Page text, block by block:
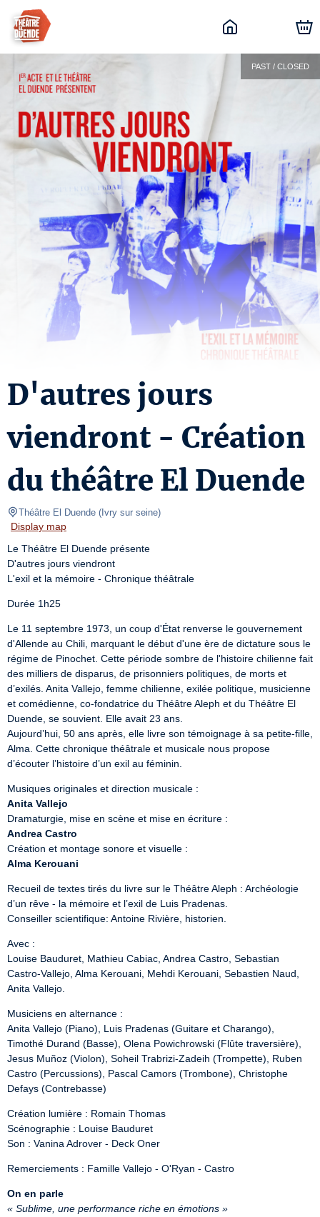
PAST / CLOSED
D'autres jours
viendront - Création
du théâtre El Duende
Théâtre El Duende ( Ivry sur seine)
Display map
Le Théâtre El Duende présente
D'autres jours viendront
L'exil et la mémoire - Chronique théâtrale
Durée 1h25
Le 11 septembre 1973, un coup d'État renverse le gouvernement
d'Allende au Chili, marquant le début d'une ère de dictature sous le
régime de Pinochet. Cette période sombre de l'histoire chilienne fait
des milliers de disparus, de prisonniers politiques, de morts et
d’exilés. Anita Vallejo, femme chilienne, exilée politique, musicienne
et comédienne, co-fondatrice du Théâtre Aleph et du Théâtre El
Duende, se souvient. Elle avait 23 ans.
Aujourd’hui, 50 ans après, elle livre son témoignage à sa petite-fille,
Alma. Cette chronique théâtrale et musicale nous propose
d’écouter l’histoire d’un exil au féminin.
Anita Vallejo
Andrea Castro
Alma Kerouani
Recueil de textes tirés du livre sur le Théâtre Aleph : Archéologie
d’un rêve - la mémoire et l’exil de Luis Pradenas.
Conseiller scientifique: Antoine Rivière, historien.
Avec :
Louise Bauduret, Mathieu Cabiac, Andrea Castro, Sebastian
Castro-Vallejo, Alma Kerouani, Mehdi Kerouani, Sebastien Naud,
Anita Vallejo.
Musiciens en alternance :
Anita Vallejo (Piano), Luis Pradenas (Guitare et Charango),
Timothé Durand (Basse), Olena Powichrowski (Flûte traversière),
Jesus Muñoz (Violon), Soheil Trabrizi-Zadeih (Trompette), Ruben
Castro (Percussions), Pascal Camors (Trombone), Christophe
Defays (Contrebasse)
Création lumière : Romain Thomas
Scénographie : Louise Bauduret
Son : Vanina Adrover - Deck Oner
Remerciements : Famille Vallejo - O'Ryan - Castro
On en parle
« Sublime, une performance riche en émotions »